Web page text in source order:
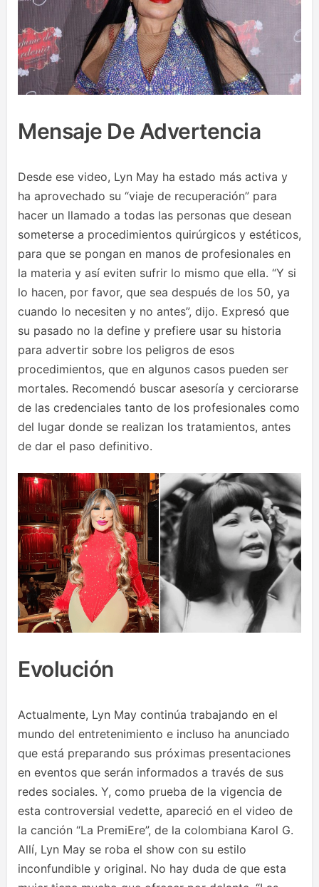
Mensaje De Advertencia
Desde ese video, Lyn May ha estado más activa y
ha aprovechado su “viaje de recuperación” para
hacer un llamado a todas las personas que desean
someterse a procedimientos quirúrgicos y estéticos,
para que se pongan en manos de profesionales en
la materia y así eviten sufrir lo mismo que ella. “Y si
lo hacen, por favor, que sea después de los 50, ya
cuando lo necesiten y no antes”, dijo. Expresó que
su pasado no la define y prefiere usar su historia
para advertir sobre los peligros de esos
procedimientos, que en algunos casos pueden ser
mortales. Recomendó buscar asesoría y cerciorarse
de las credenciales tanto de los profesionales como
del lugar donde se realizan los tratamientos, antes
de dar el paso definitivo.
Evolución
Actualmente, Lyn May continúa trabajando en el
mundo del entretenimiento e incluso ha anunciado
que está preparando sus próximas presentaciones
en eventos que serán informados a través de sus
redes sociales. Y, como prueba de la vigencia de
esta controversial vedette, apareció en el video de
la canción “La PremiEre”, de la colombiana Karol G.
Allí, Lyn May se roba el show con su estilo
inconfundible y original. No hay duda de que esta